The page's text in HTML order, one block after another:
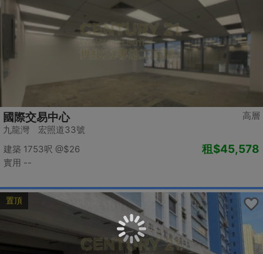
高層
國際交易中心
九龍灣 宏照道33號
建築 1753呎 @$26
實用 --
租$45,578
置頂